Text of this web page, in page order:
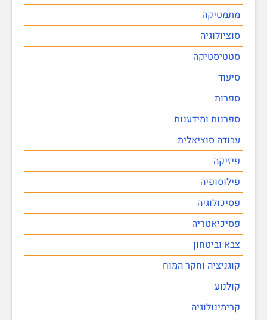
מתמטיקה
סוציולוגיה
סטטיסטיקה
סיעוד
ספרות
ספרנות ומידענות
עבודה סוציאלית
פיזיקה
פילוסופיה
פסיכולוגיה
פסיכיאטריה
צבא וביטחון
קוגניציה וחקר המוח
קולנוע
קרימינולוגיה